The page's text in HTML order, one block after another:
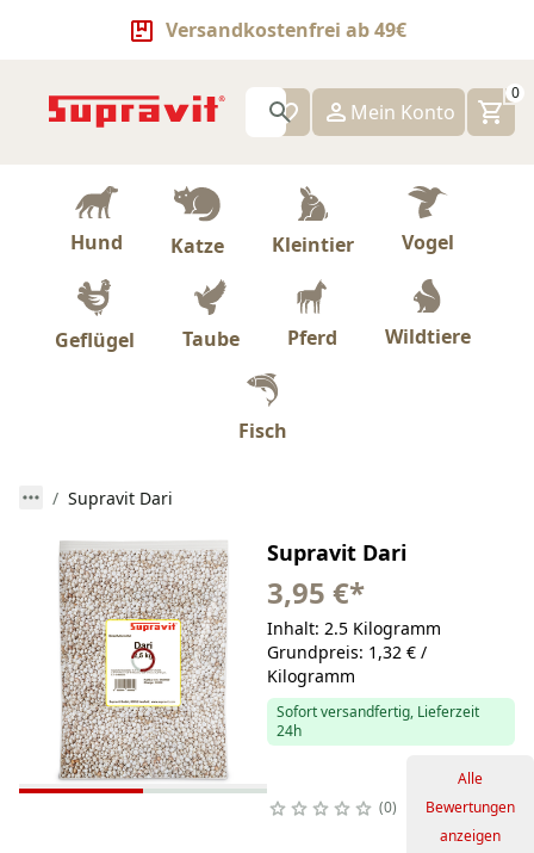
Versandkostenfrei ab 49€
0
Mein Konto
Hund Katze Kleintier Vogel
Geflügel Taube Pferd Wildtiere
Fisch
Supravit Dari
Supravit Dari
3,95 €*
Inhalt: 2.5 Kilogramm
Grundpreis: 1,32 € /
Kilogramm
Sofort versandfertig, Lieferzeit
24h
0
Alle
Bewertungen
anzeigen